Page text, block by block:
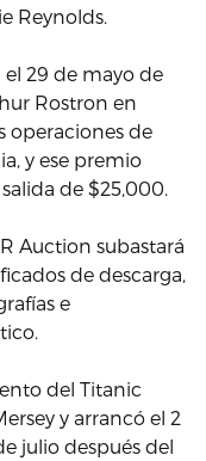
Reynolds.
29 de mayo de
Rostron en
operaciones de
y ese premio
de $25,000.
Auction subastará
de descarga,
e
del Titanic
y arrancó el 2
julio después del